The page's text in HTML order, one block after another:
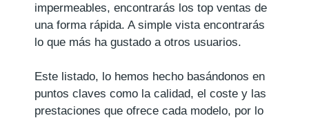
impermeables, encontrarás los top ventas de
una forma rápida. A simple vista encontrarás
lo que más ha gustado a otros usuarios.
Este listado, lo hemos hecho basándonos en
puntos claves como la calidad, el coste y las
prestaciones que ofrece cada modelo, por lo